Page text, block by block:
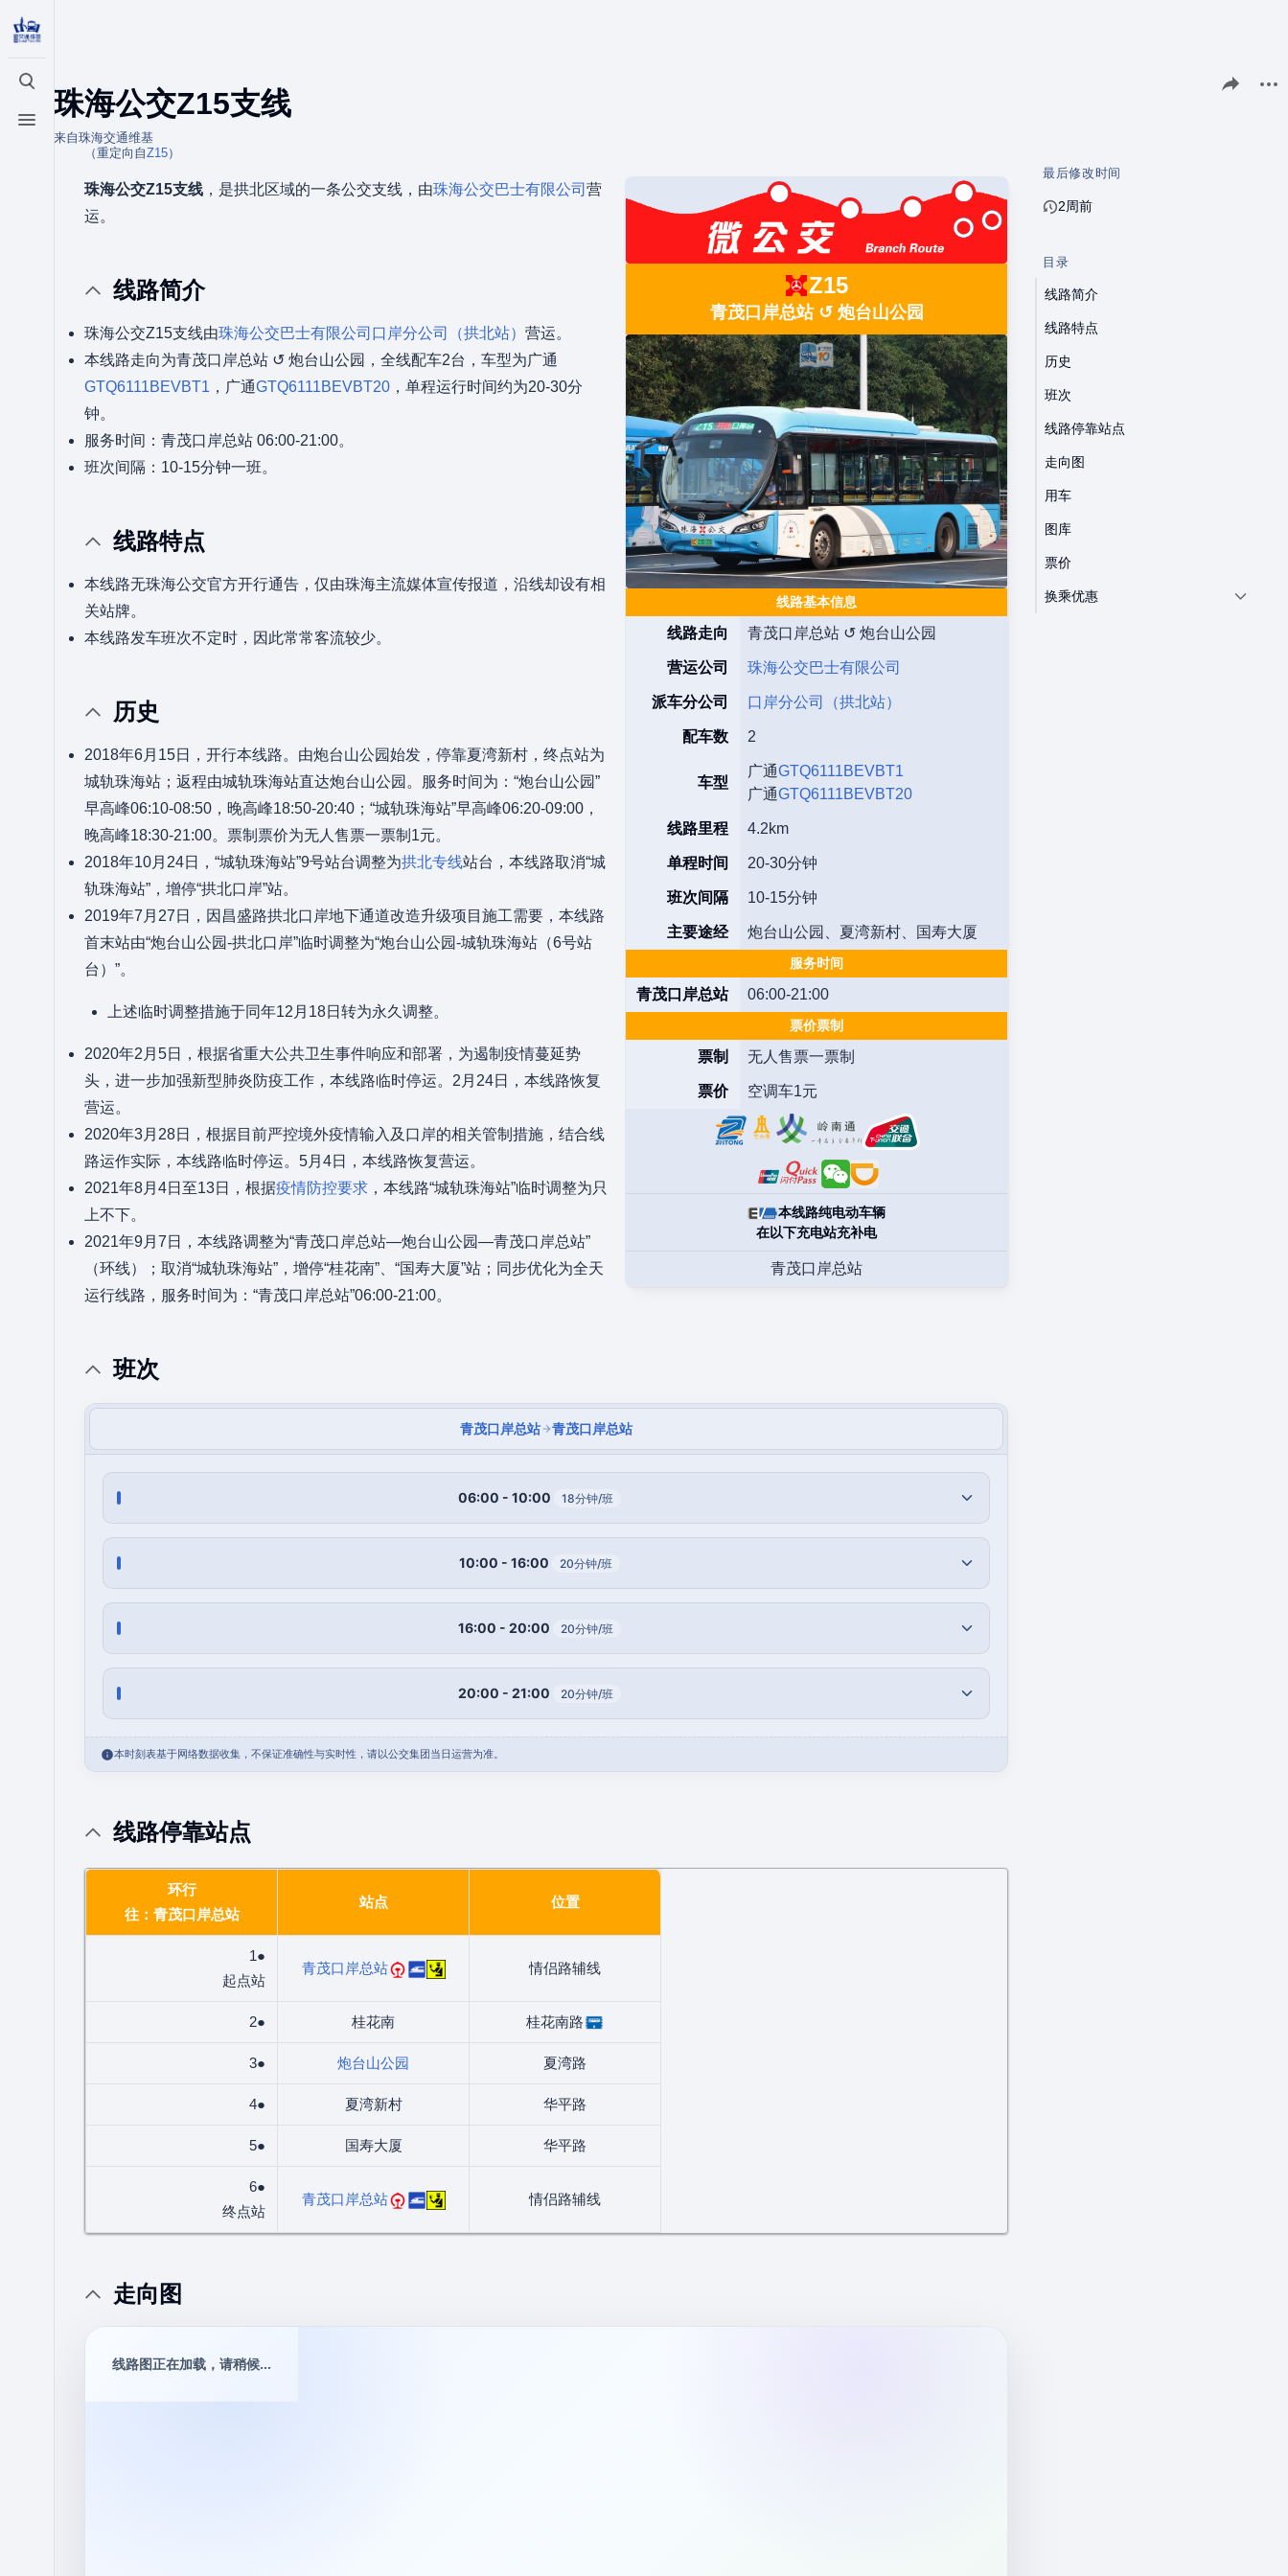
打开/关闭搜索
打开/关闭菜单
珠海公交Z15支线
来自珠海交通维基
分享此页面
（重定向自Z15）
Z15
青茂口岸总站 ↺ 炮台山公园
线路基本信息
线路走向 青茂口岸总站 ↺ 炮台山公园
营运公司 珠海公交巴士有限公司
派车分公司 口岸分公司（拱北站）
配车数 2
车型
广通GTQ6111BEVBT1
广通GTQ6111BEVBT20
线路里程 4.2km
单程时间 20-30分钟
班次间隔 10-15分钟
主要途经 炮台山公园、夏湾新村、国寿大厦
服务时间
青茂口岸总站 06:00-21:00
票价票制
票制 无人售票一票制
票价 空调车1元
本线路纯电动车辆
在以下充电站充补电
青茂口岸总站
珠海公交Z15支线 ，是拱北区域的一条公交支线，由珠海公交巴士有限公司 营
运。
线路简介
珠海公交Z15支线由珠海公交巴士有限公司 口岸分公司（拱北站） 营运。
本线路走向为青茂口岸总站 ↺ 炮台山公园，全线配车2台，车型为广通
GTQ6111BEVBT1 ，广通GTQ6111BEVBT20 ，单程运行时间约为20-30分
钟。
服务时间：青茂口岸总站 06:00-21:00。
班次间隔：10-15分钟一班。
线路特点
本线路无珠海公交官方开行通告，仅由珠海主流媒体宣传报道，沿线却设有相
关站牌。
本线路发车班次不定时，因此常常客流较少。
历史
2018年6月15日，开行本线路。由炮台山公园始发，停靠夏湾新村，终点站为
城轨珠海站；返程由城轨珠海站直达炮台山公园。服务时间为：“炮台山公园”
早高峰06:10-08:50，晚高峰18:50-20:40；“城轨珠海站”早高峰06:20-09:00，
晚高峰18:30-21:00。票制票价为无人售票一票制1元。
2018年10月24日，“城轨珠海站”9号站台调整为拱北专线站台，本线路取消“城
轨珠海站”，增停“拱北口岸”站。
2019年7月27日，因昌盛路拱北口岸地下通道改造升级项目施工需要，本线路
首末站由“炮台山公园-拱北口岸”临时调整为“炮台山公园-城轨珠海站（6号站
台）”。
上述临时调整措施于同年12月18日转为永久调整。
2020年2月5日，根据省重大公共卫生事件响应和部署，为遏制疫情蔓延势
头，进一步加强新型肺炎防疫工作，本线路临时停运。2月24日，本线路恢复
营运。
2020年3月28日，根据目前严控境外疫情输入及口岸的相关管制措施，结合线
路运作实际，本线路临时停运。5月4日，本线路恢复营运。
2021年8月4日至13日，根据疫情防控要求 ，本线路“城轨珠海站”临时调整为只
上不下。
2021年9月7日，本线路调整为“青茂口岸总站—炮台山公园—青茂口岸总站”
（环线）；取消“城轨珠海站”，增停“桂花南”、“国寿大厦”站；同步优化为全天
运行线路，服务时间为：“青茂口岸总站”06:00-21:00。
班次
青茂口岸总站 青茂口岸总站
06:00 - 10:00 18分钟/班
10:00 - 16:00 20分钟/班
16:00 - 20:00 20分钟/班
20:00 - 21:00 20分钟/班
本时刻表基于网络数据收集，不保证准确性与实时性，请以公交集团当日运营为准。
线路停靠站点
环行
往：青茂口岸总站
站点 位置
1●
起点站
青茂口岸总站 情侣路辅线
2● 桂花南 桂花南路
3● 炮台山公园 夏湾路
4● 夏湾新村 华平路
5● 国寿大厦 华平路
6●
终点站
青茂口岸总站 情侣路辅线
走向图
线路图正在加载，请稍候...
最后修改时间
2周前
目录
线路简介
线路特点
历史
班次
线路停靠站点
走向图
用车
图库
票价
换乘优惠